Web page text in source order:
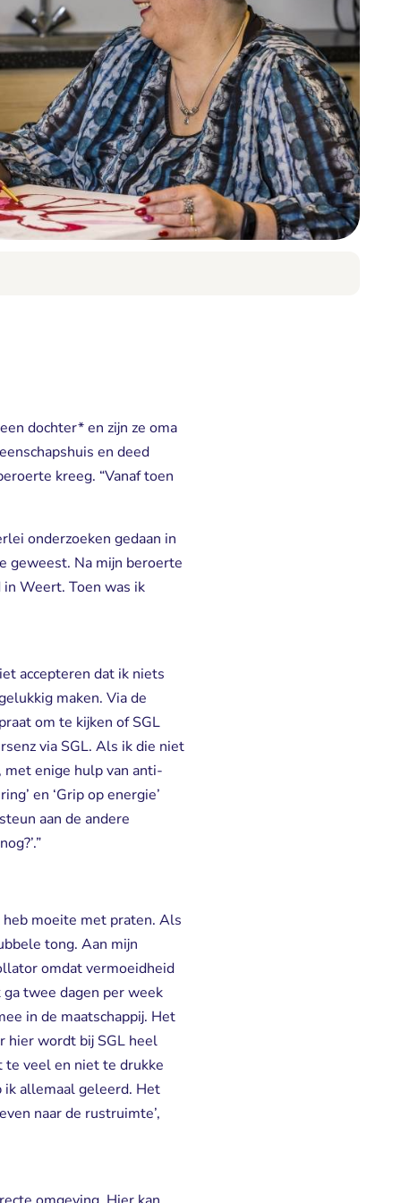
dochter* en zijn ze oma
en deed
kreeg. “Vanaf toen
onderzoeken gedaan in
geweest. Na mijn beroerte
Weert. Toen was ik
accepteren dat ik niets
maken. Via de
om te kijken of SGL
via SGL. Als ik die niet
enige hulp van anti-
en ‘Grip op energie’
aan de andere
moeite met praten. Als
tong. Aan mijn
omdat vermoeidheid
twee dagen per week
in de maatschappij. Het
hier wordt bij SGL heel
te veel en niet te drukke
ik allemaal geleerd. Het
naar de rustruimte’,